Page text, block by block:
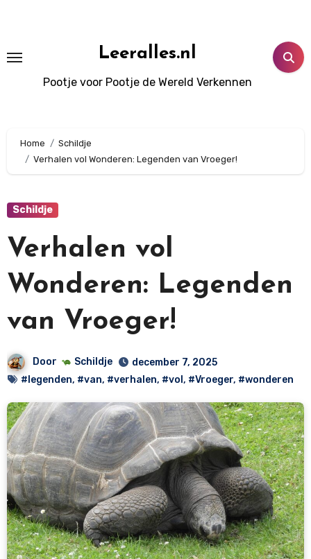
Leeralles.nl
Pootje voor Pootje de Wereld Verkennen
Home
Schildje
Verhalen vol Wonderen: Legenden van Vroeger!
Schildje
Verhalen vol
Wonderen: Legenden
van Vroeger!
Door Schildje
december 7, 2025
#legenden, #van, #verhalen, #vol , #Vroeger, #wonderen